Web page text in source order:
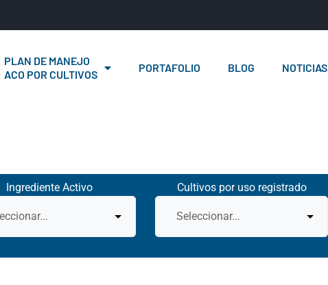
PLAN DE MANEJO
ACO POR CULTIVOS
PORTAFOLIO BLOG NOTICIAS
Ingrediente Activo Cultivos por uso registrado